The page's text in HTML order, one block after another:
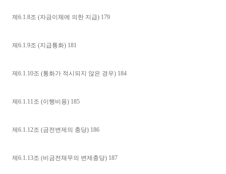
제6.1.8조 (자금이체에 의한 지급) 179
제6.1.9조 (지급통화) 181
제6.1.10조 (통화가 적시되지 않은 경우) 184
제6.1.11조 (이행비용) 185
제6.1.12조 (금전변제의 충당) 186
제6.1.13조 (비금전채무의 변제충당) 187